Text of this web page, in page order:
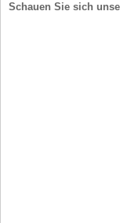
Schauen Sie sich